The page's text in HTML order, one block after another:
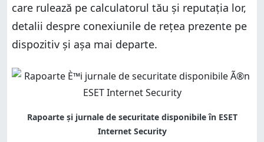
care rulează pe calculatorul tău și reputația lor,
detalii despre conexiunile de rețea prezente pe
dispozitiv și așa mai departe.